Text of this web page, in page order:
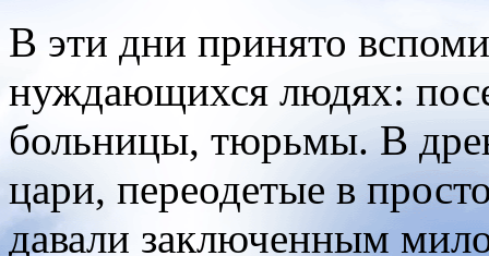
В эти дни принято
нуждающихся людях:
больницы, тюрьмы. В
цари, переодетые в
давали заключенным